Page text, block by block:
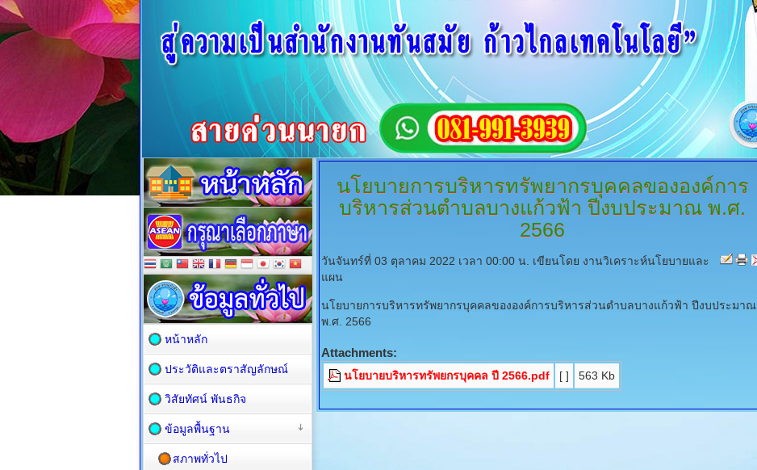
นโยบายการบริหารทรัพยากรบุคคลขององค์การ
บริหารส่วนตำบลบางแก้วฟ้า ปีงบประมาณ พ.ศ.
2566
วันจันทร์ที่ 03 ตุลาคม 2022 เวลา 00:00 น. เขียนโดย งานวิเคราะห์นโยบายและ
แผน
นโยบายการบริหารทรัพยากรบุคคลขององค์การบริหารส่วนตำบลบางแก้วฟ้า ปีงบประมาณ
พ.ศ. 2566
Attachments:
นโยบายบริหารทรัพยกรบุคคล ปี 2566.pdf [ ] 563 Kb
หน้าหลัก
ประวัติและตราสัญลักษณ์
วิสัยทัศน์ พันธกิจ
ข้อมูลพื้นฐาน
สภาพทั่วไป